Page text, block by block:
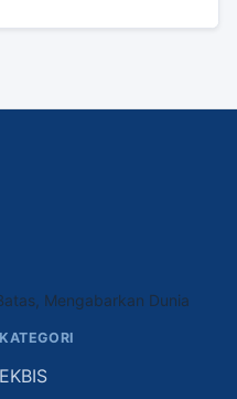
Mengabarkan Dunia
KATEGORI
EKBIS